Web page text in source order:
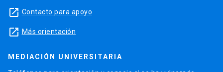
launch Contacto para apoyo
launch Más orientación
MEDIACIÓN UNIVERSITARIA